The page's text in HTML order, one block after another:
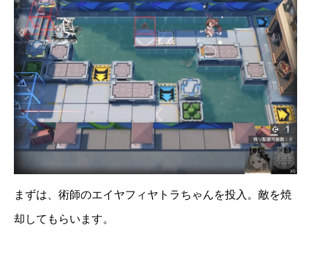
まずは、術師のエイヤフィヤトラちゃんを投入。敵を焼
却してもらいます。